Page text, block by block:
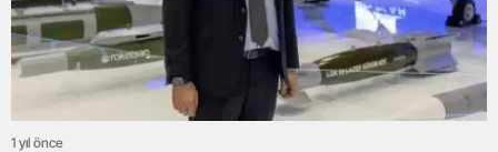
1 yıl önce